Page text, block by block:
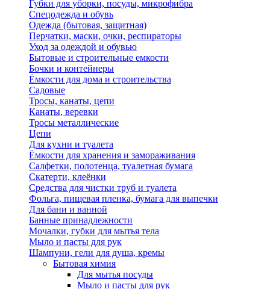
Губки для уборки, посуды, микрофибра
Спецодежда и обувь
Одежда (бытовая, защитная)
Перчатки, маски, очки, респираторы
Уход за одеждой и обувью
Бытовые и строительные емкости
Бочки и контейнеры
Ёмкости для дома и строительства
Садовые
Тросы, канаты, цепи
Канаты, веревки
Тросы металлические
Цепи
Для кухни и туалета
Ёмкости для хранения и замораживания
Салфетки, полотенца, туалетная бумага
Скатерти, клеёнки
Средства для чистки труб и туалета
Фольга, пищевая пленка, бумага для выпечки
Для бани и ванной
Банные принадлежности
Мочалки, губки для мытья тела
Мыло и пасты для рук
Шампуни, гели для душа, кремы
Бытовая химия
Для мытья посуды
Мыло и пасты для рук